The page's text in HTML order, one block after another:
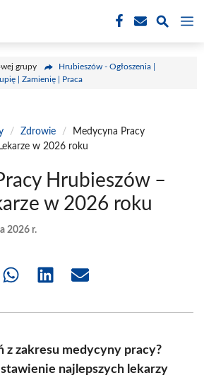
grupy
Hrubieszów - Ogłoszenia |
| Zamienię | Praca
/ Zdrowie /
Medycyna Pracy
w 2026 roku
Hrubieszów –
w 2026 roku
2026 r.
Share Share Share
z zakresu medycyny pracy?
najlepszych lekarzy